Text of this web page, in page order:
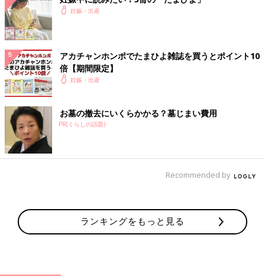
妊娠・出産
アカチャンホンポでたまひよ雑誌を買うとポイント10
倍【期間限定】
妊娠・出産
お墓の撤去にいくらかかる？墓じまい費用
PR(くらしの話題)
Recommended by
ランキングをもっと見る